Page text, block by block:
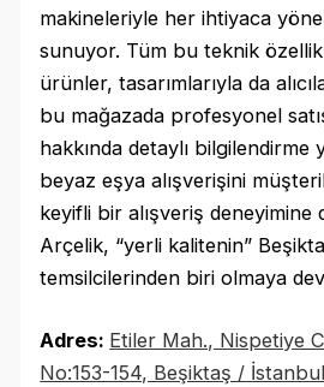
makineleriyle her ihtiyaca
sunuyor. Tüm bu teknik
ürünler, tasarımlarıyla da
bu mağazada profesyonel
hakkında detaylı bilgilendirme
beyaz eşya alışverişini
keyifli bir alışveriş
Arçelik, “yerli kalitenin”
temsilcilerinden biri olmaya
Adres: Etiler Mah., Nispetiye
No:153-154, Beşiktaş / İstanbul